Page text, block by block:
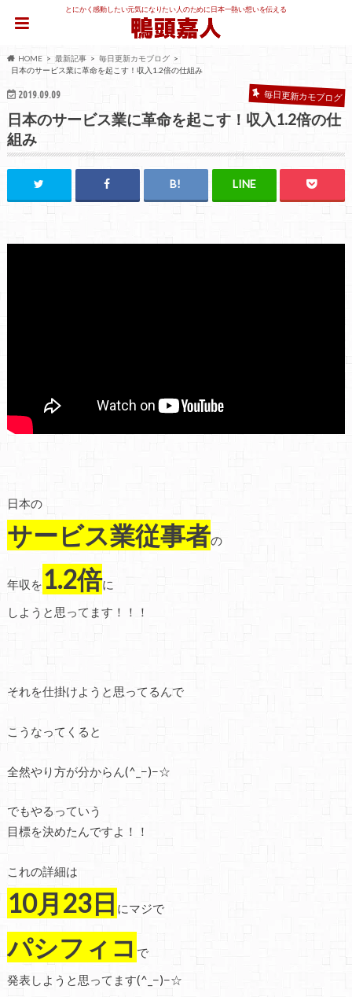
とにかく感動したい元気になりたい人のために日本一熱い想いを伝える
HOME 最新記事
毎日更新カモブログ
日本のサービス業に革命を起こす！収入1.2倍の仕組み
2019.09.09 毎日更新カモブログ
日本のサービス業に革命を起こす！収入1.2倍の仕
組み
日本の
サービス業従事者の
年収を 1.2倍に
しようと思ってます！！！
それを仕掛けようと思ってるんで
こうなってくると
全然やり方が分からん(^_−)−☆
でもやるっていう
目標を決めたんですよ！！
これの詳細は
10月23日 にマジで
パシフィコ で
発表しようと思ってます(^_−)−☆